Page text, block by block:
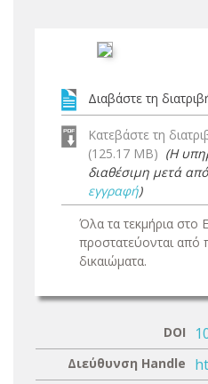
Διαβάστε τη
Κατεβάστε τη
(125.17 MB) (Η
διαθέσιμη μετά
εγγραφή)
Όλα τα τεκμήρια στο
προστατεύονται από
δικαιώματα.
DOI
Διεύθυνση Handle